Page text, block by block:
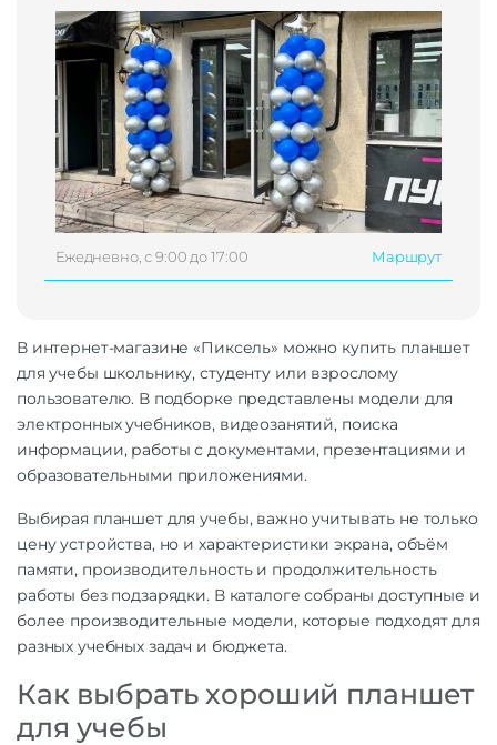
Ежедневно, с 9:00 до 17:00 Маршрут
В интернет-магазине «Пиксель» можно купить планшет
для учебы школьнику, студенту или взрослому
пользователю. В подборке представлены модели для
электронных учебников, видеозанятий, поиска
информации, работы с документами, презентациями и
образовательными приложениями.
Выбирая планшет для учебы, важно учитывать не только
цену устройства, но и характеристики экрана, объём
памяти, производительность и продолжительность
работы без подзарядки. В каталоге собраны доступные и
более производительные модели, которые подходят для
разных учебных задач и бюджета.
Как выбрать хороший планшет
для учебы